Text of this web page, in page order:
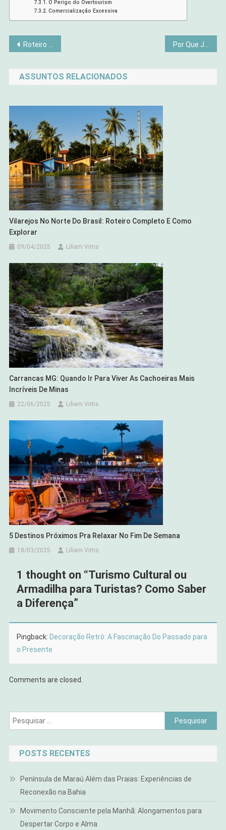
O Perigo do Overtourism
Comercialização Excessiva
Navegação
de
Post
Roteiro Gastronômico pelo Brasil Por Que Jogos de Tabuleiro Estão Voltando com Tudo?
ASSUNTOS RELACIONADOS
Vilarejos No Norte Do Brasil: Roteiro Completo E Como
Explorar
09/04/2025 Liliam Virtis
Carrancas MG: Quando Ir Para Viver As Cachoeiras Mais
Incríveis De Minas
22/06/2025 Liliam Virtis
5 Destinos Próximos Pra Relaxar No Fim De Semana
18/03/2025 Liliam Virtis
1 thought on “Turismo Cultural ou
Armadilha para Turistas? Como Saber
a Diferença”
Pingback: Decoração Retrô: A Fascinação Do Passado para
o Presente
Comments are closed.
Pesquisar
por:
POSTS RECENTES
Península de Maraú Além das Praias: Experiências de
Reconexão na Bahia
Movimento Consciente pela Manhã: Alongamentos para
Despertar Corpo e Alma